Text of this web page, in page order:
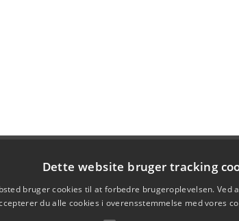
Dette website bruger tracking
bruger cookies til at forbedre brugeroplevelsen. Ved
du alle cookies i overensstemmelse med vores